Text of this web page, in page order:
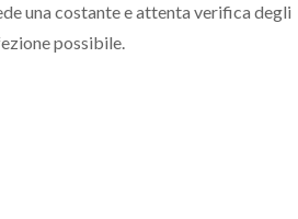
una costante e attenta verifica degli
possibile.